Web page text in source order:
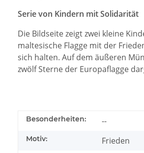
Serie von Kindern mit Solidarität
Die Bildseite zeigt zwei kleine
maltesische Flagge mit der
sich halten. Auf dem äußeren
zwölf Sterne der Europaflagge
Besonderheiten: --
Motiv: Frieden